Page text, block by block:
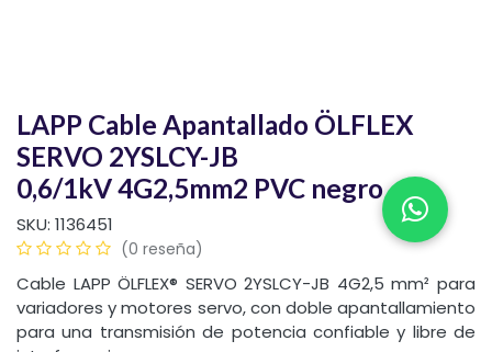
LAPP Cable Apantallado ÖLFLEX
SERVO 2YSLCY-JB
0,6/1kV 4G2,5mm2 PVC negro
SKU: 1136451
(0 reseña)
Cable LAPP ÖLFLEX® SERVO 2YSLCY-JB 4G2,5 mm² para
variadores y motores servo, con doble apantallamiento
para una transmisión de potencia confiable y libre de